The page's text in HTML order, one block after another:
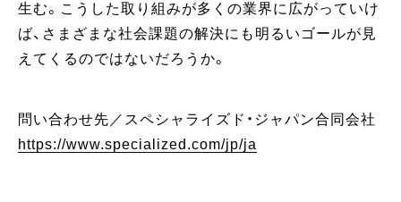
生む。こうした取り組みが多くの業界に広がっていけ
ば、さまざまな社会課題の解決にも明るいゴールが見
えてくるのではないだろうか。
問い合わせ先／スペシャライズド・ジャパン合同会社
https://www.specialized.com/jp/ja